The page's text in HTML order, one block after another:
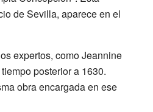
de Sevilla, aparece en el
expertos, como Jeannine
posterior a 1630.
obra encargada en ese